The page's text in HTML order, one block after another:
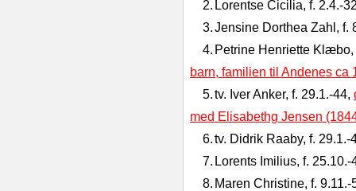
2. Lorentse Cicilia, f.
3.Jensine Dorthea Zahl, f.
4. Petrine Henriette
barn, familien til Andenes ca
5.tv. Iver Anker, f. 29.1.‑44,
med Elisabethg Jensen
6.tv. Didrik Raaby, f.
7. Lorents Imilius, f.
8. Maren Christine, f.